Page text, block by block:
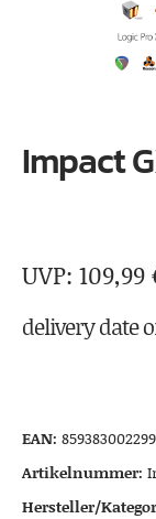
Impact
109,99
delivery date
EAN: 859383002299
Artikelnummer:
Hersteller/